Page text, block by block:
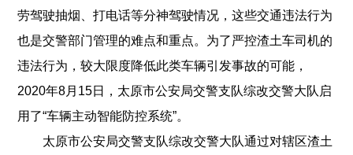
劳驾驶抽烟、打电话等分神驾驶情况，这些交通违法行为
也是交警部门管理的难点和重点。为了严控渣土车司机的
违法行为，较大限度降低此类车辆引发事故的可能，
2020年8月15日，太原市公安局交警支队综改交警大队启
用了“车辆主动智能防控系统”。
太原市公安局交警支队综改交警大队通过对辖区渣土